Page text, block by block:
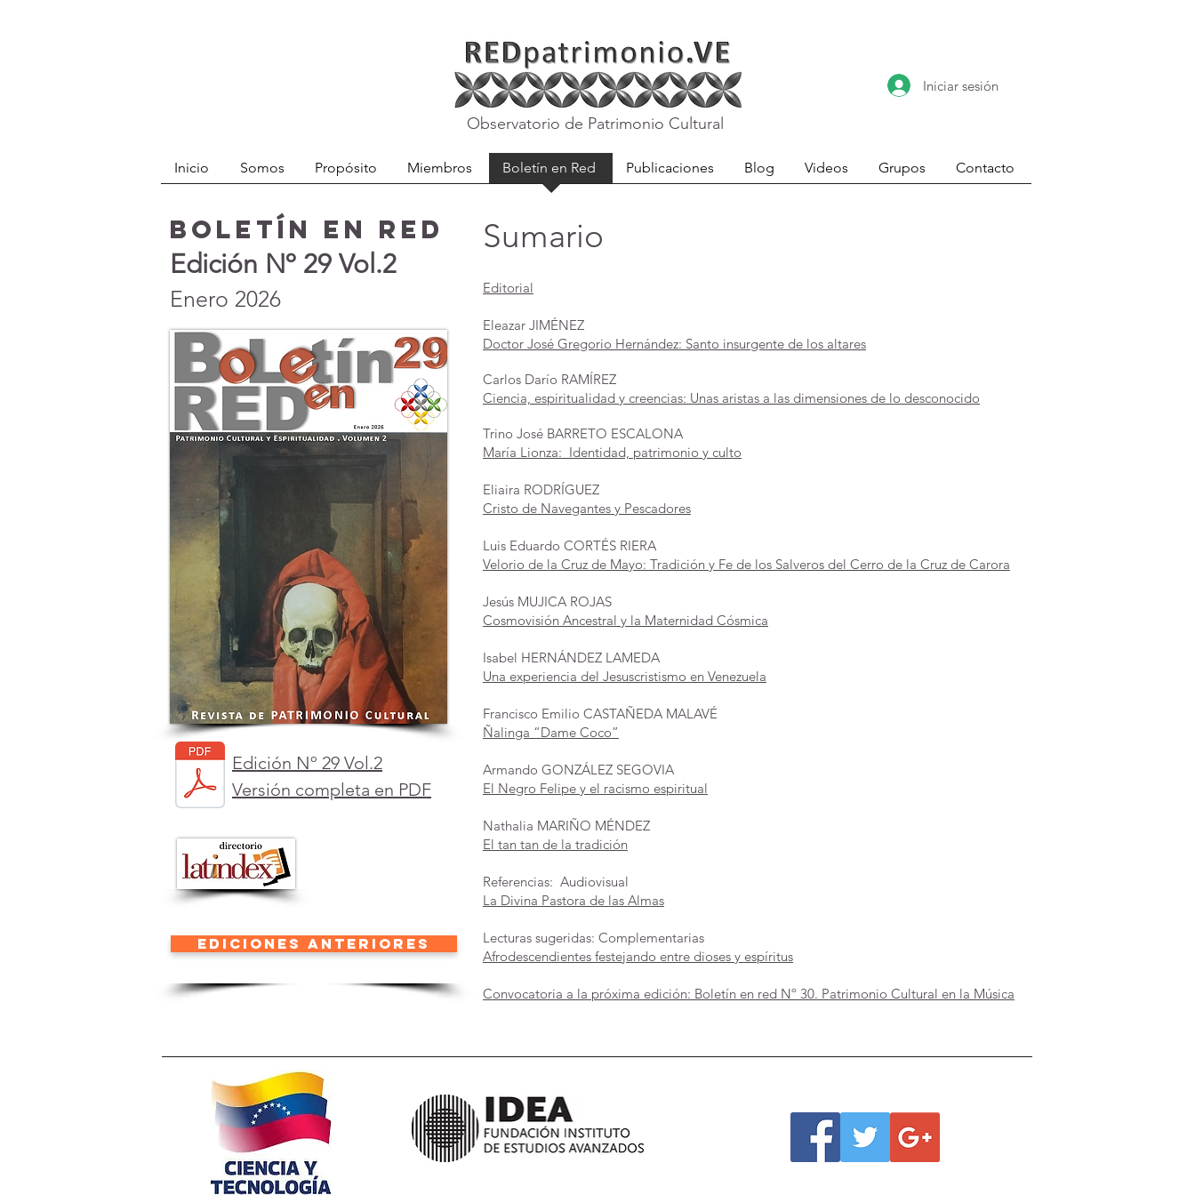
Observatorio de Patrimonio Cultural
Iniciar sesión
Inicio Somos Propósito Miembros Boletín en Red Publicaciones Blog Videos Grupos Contacto
BOLETÍN en RED
Edición Nº 29 Vol.2
Enero 2026
Edición Nº 29 Vol.2
Versión completa en PDF
ediciones anteriores
Sumario ​
Editorial
Eleazar JIMÉNEZ
Doctor José Gregorio Hernández: Santo insurgente de los altares
Carlos Darío RAMÍREZ
Ciencia, espiritualidad y creencias: Unas aristas a las dimensiones de lo desconocido
Trino José BARRETO ESCALONA
María Lionza: Identidad, patrimonio y culto
Eliaira RODRÍGUEZ
Cristo de Navegantes y Pescadores
Luis Eduardo CORTÉS RIERA
Velorio de la Cruz de Mayo: Tradición y Fe de los Salveros del Cerro de la Cruz de Carora
Jesús MUJICA ROJAS
Cosmovisión Ancestral y la Maternidad Cósmica
Isabel HERNÁNDEZ LAMEDA
Una experiencia del Jesuscristismo en Venezuela
Francisco Emilio CASTAÑEDA MALAVÉ
Ñalinga “Dame Coco”
Armando GONZÁLEZ SEGOVIA
El Negro Felipe y el racismo espiritual
Nathalia MARIÑO MÉNDEZ
El tan tan de la tradición
Referencias: Audiovisual
La Divina Pastora de las Almas
Lecturas sugeridas: Complementarias
Afrodescendientes festejando entre dioses y espíritus
Convocatoria a la próxima edición: Boletín en red Nº 30. Patrimonio Cultural en la Música